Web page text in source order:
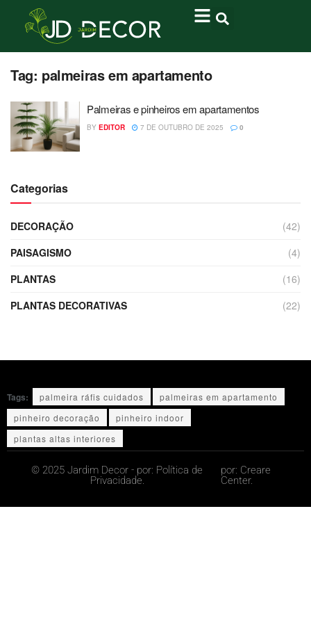
Tag: palmeiras em apartamento
Palmeiras e pinheiros em apartamentos
BY EDITOR 7 DE OUTUBRO DE 2025 0
Categorias
DECORAÇÃO
(42)
PAISAGISMO
(4)
PLANTAS
(16)
PLANTAS DECORATIVAS
(22)
Tags: palmeira ráfis cuidados
palmeiras em apartamento
pinheiro decoração
pinheiro indoor
plantas altas interiores
© 2025 Jardim Decor - por: Política de
Privacidade.
por: Creare
Center.